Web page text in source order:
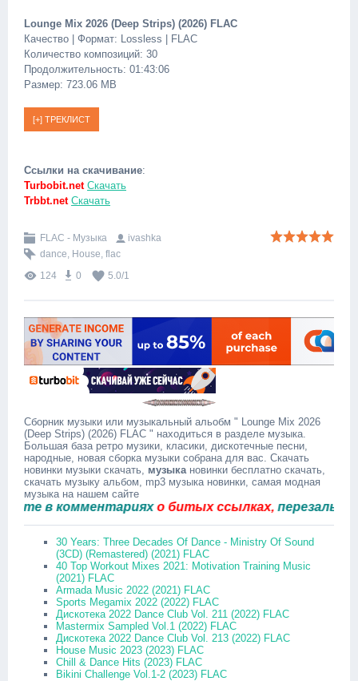
Lounge Mix 2026 (Deep Strips) (2026) FLAC
Качество | Формат: Lossless | FLAC
Количество композиций: 30
Продолжительность: 01:43:06
Размер: 723.06 MB
Ссылки на скачивание:
Turbobit.net Скачать
Trbbt.net Скачать
FLAC - Музыка
ivashka
dance, House, flac
124
0 5.0/1
Сборник музыки или музыкальный альобм " Lounge Mix 2026
(Deep Strips) (2026) FLAC " находиться в разделе музыка.
Большая база ретро музики, класики, дискотечные песни,
народные, новая сборка музыки собрана для вас. Скачать
новинки музыки скачать, музыкановинки бесплатно скачать,
скачать музыку альбом, mp3 музыка новинки, самая модная
музыка на нашем сайте
в комментарияхо битых ссылках,перезальём
30 Years: Three Decades Of Dance - Ministry Of Sound
(3CD) (Remastered) (2021) FLAC
40 Top Workout Mixes 2021: Motivation Training Music
(2021) FLAC
Armada Music 2022 (2021) FLAC
Sports Megamix 2022 (2022) FLAC
Дискотека 2022 Dance Club Vol. 211 (2022) FLAC
Mastermix Sampled Vol.1 (2022) FLAC
Дискотека 2022 Dance Club Vol. 213 (2022) FLAC
House Music 2023 (2023) FLAC
Chill & Dance Hits (2023) FLAC
Bikini Challenge Vol.1-2 (2023) FLAC